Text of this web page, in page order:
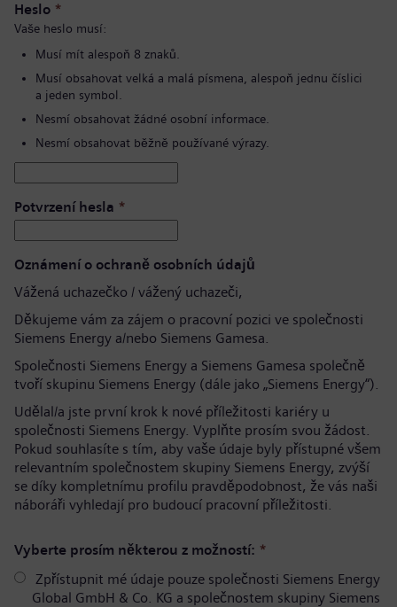
Heslo *
Vaše heslo musí:
Musí mít alespoň 8 znaků.
Musí obsahovat velká a malá písmena, alespoň jednu číslici
a jeden symbol.
Nesmí obsahovat žádné osobní informace.
Nesmí obsahovat běžně používané výrazy.
Potvrzení hesla *
Oznámení o ochraně osobních údajů
Vážená uchazečko / vážený uchazeči,
Děkujeme vám za zájem o pracovní pozici ve společnosti
Siemens Energy a/nebo Siemens Gamesa.
Společnosti Siemens Energy a Siemens Gamesa společně
tvoří skupinu Siemens Energy (dále jako „Siemens Energy“).
Udělal/a jste první krok k nové příležitosti kariéry u
společnosti Siemens Energy. Vyplňte prosím svou žádost.
Pokud souhlasíte s tím, aby vaše údaje byly přístupné všem
relevantním společnostem skupiny Siemens Energy, zvýší
se díky kompletnímu profilu pravděpodobnost, že vás naši
náboráři vyhledají pro budoucí pracovní příležitosti.
Vyberte prosím některou z možností: *
Zpřístupnit mé údaje pouze společnosti Siemens Energy
Global GmbH & Co. KG a společnostem skupiny Siemens